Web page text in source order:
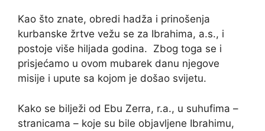
Kao što znate, obredi hadža i prinošenja
kurbanske žrtve vežu se za Ibrahima, a.s., i
postoje više hiljada godina. Zbog toga se i
prisjećamo u ovom mubarek danu njegove
misije i upute sa kojom je došao svijetu.
Kako se bilježi od Ebu Zerra, r.a., u suhufima –
stranicama – koje su bile objavljene Ibrahimu,